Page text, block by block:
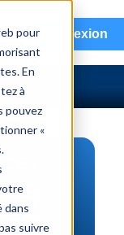
pour
En
à
pouvez
«
dans
suivre
Connexion